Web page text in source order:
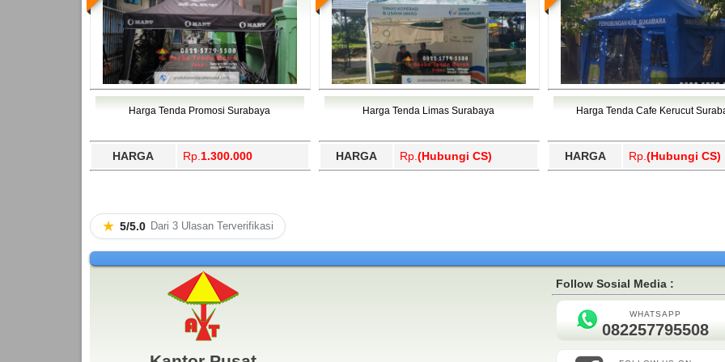
Harga Tenda Promosi Surabaya
HARGA Rp. 1.300.000
Harga Tenda Limas Surabaya
HARGA Rp. (Hubungi CS)
Harga Tenda Cafe Kerucut
HARGA Rp. (Hubungi CS)
★ 5/5.0 Dari 3 Ulasan Terverifikasi
Follow Sosial Media :
WHATSAPP
082257795508